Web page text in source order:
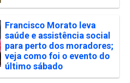
Francisco Morato leva
saúde e assistência social
para perto dos moradores;
veja como foi o evento do
último sábado